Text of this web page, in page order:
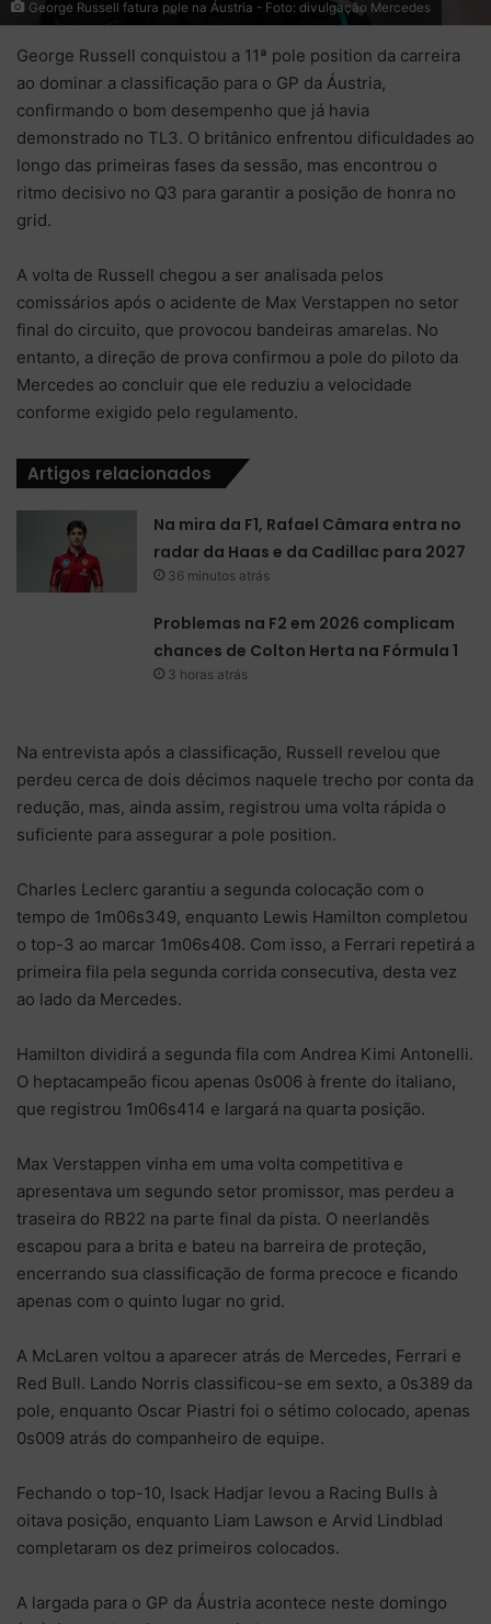
George Russell fatura pole na Áustria - Foto: divulgação Mercedes
George Russell conquistou a 11ª pole position da carreira
ao dominar a classificação para o GP da Áustria,
confirmando o bom desempenho que já havia
demonstrado no TL3. O britânico enfrentou dificuldades ao
longo das primeiras fases da sessão, mas encontrou o
ritmo decisivo no Q3 para garantir a posição de honra no
grid.
A volta de Russell chegou a ser analisada pelos
comissários após o acidente de Max Verstappen no setor
final do circuito, que provocou bandeiras amarelas. No
entanto, a direção de prova confirmou a pole do piloto da
Mercedes ao concluir que ele reduziu a velocidade
conforme exigido pelo regulamento.
Artigos relacionados
Na mira da F1, Rafael Câmara entra no
radar da Haas e da Cadillac para 2027
36 minutos atrás
Problemas na F2 em 2026 complicam
chances de Colton Herta na Fórmula 1
3 horas atrás
Na entrevista após a classificação, Russell revelou que
perdeu cerca de dois décimos naquele trecho por conta da
redução, mas, ainda assim, registrou uma volta rápida o
suficiente para assegurar a pole position.
Charles Leclerc garantiu a segunda colocação com o
tempo de 1m06s349, enquanto Lewis Hamilton completou
o top-3 ao marcar 1m06s408. Com isso, a Ferrari repetirá a
primeira fila pela segunda corrida consecutiva, desta vez
ao lado da Mercedes.
Hamilton dividirá a segunda fila com Andrea Kimi Antonelli.
O heptacampeão ficou apenas 0s006 à frente do italiano,
que registrou 1m06s414 e largará na quarta posição.
Max Verstappen vinha em uma volta competitiva e
apresentava um segundo setor promissor, mas perdeu a
traseira do RB22 na parte final da pista. O neerlandês
escapou para a brita e bateu na barreira de proteção,
encerrando sua classificação de forma precoce e ficando
apenas com o quinto lugar no grid.
A McLaren voltou a aparecer atrás de Mercedes, Ferrari e
Red Bull. Lando Norris classificou-se em sexto, a 0s389 da
pole, enquanto Oscar Piastri foi o sétimo colocado, apenas
0s009 atrás do companheiro de equipe.
Fechando o top-10, Isack Hadjar levou a Racing Bulls à
oitava posição, enquanto Liam Lawson e Arvid Lindblad
completaram os dez primeiros colocados.
A largada para o GP da Áustria acontece neste domingo